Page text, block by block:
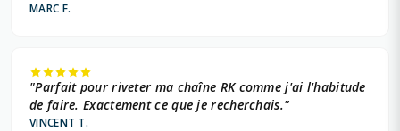
MARC F.
"Parfait pour riveter ma chaîne RK comme j'ai l'habitude
de faire. Exactement ce que je recherchais."
VINCENT T.